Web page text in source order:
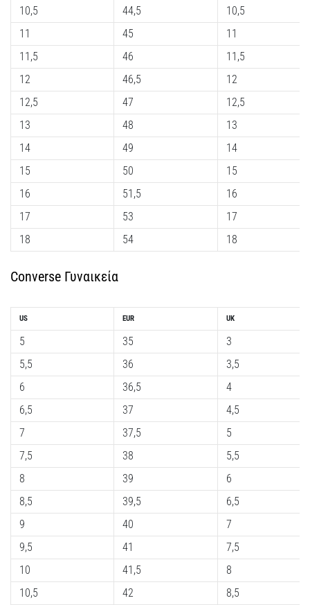
10,5
11
11,5
12
12,5
13
14
15
16
17
18
44,5
45
46
46,5
47
48
49
50
51,5
53
54
10,5
11
11,5
12
12,5
13
14
15
16
17
18
Converse Γυναικεία
US
5
5,5
6
6,5
7
7,5
8
8,5
9
9,5
10
10,5
EUR
35
36
36,5
37
37,5
38
39
39,5
40
41
41,5
42
UK
3
3,5
4
4,5
5
5,5
6
6,5
7
7,5
8
8,5